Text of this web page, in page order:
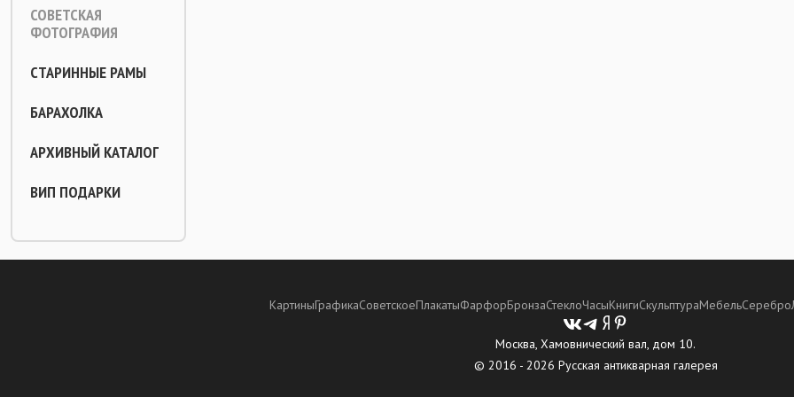
СОВЕТСКАЯ
ФОТОГРАФИЯ
СТАРИННЫЕ РАМЫ
БАРАХОЛКА
АРХИВНЫЙ КАТАЛОГ
ВИП ПОДАРКИ
КартиныГрафикаСоветскоеПлакатыФарфорБронзаСтеклоЧасыКнигиСкульптураМебельСеребро
Москва, Хамовнический вал, дом 10.
© 2016 - 2026 Русская антикварная галерея